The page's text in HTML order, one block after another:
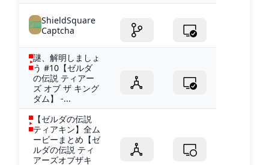
ShieldSquare
Captcha
謎、解明しましょ
う #10【ゼルダ
の伝説 ティアー
ズ オブ ザ キング
ダム】 -...
【ゼルダの伝説
ティアキン】全ム
ービーまとめ【ゼ
ルダの伝説 ティ
アーズオブザキ